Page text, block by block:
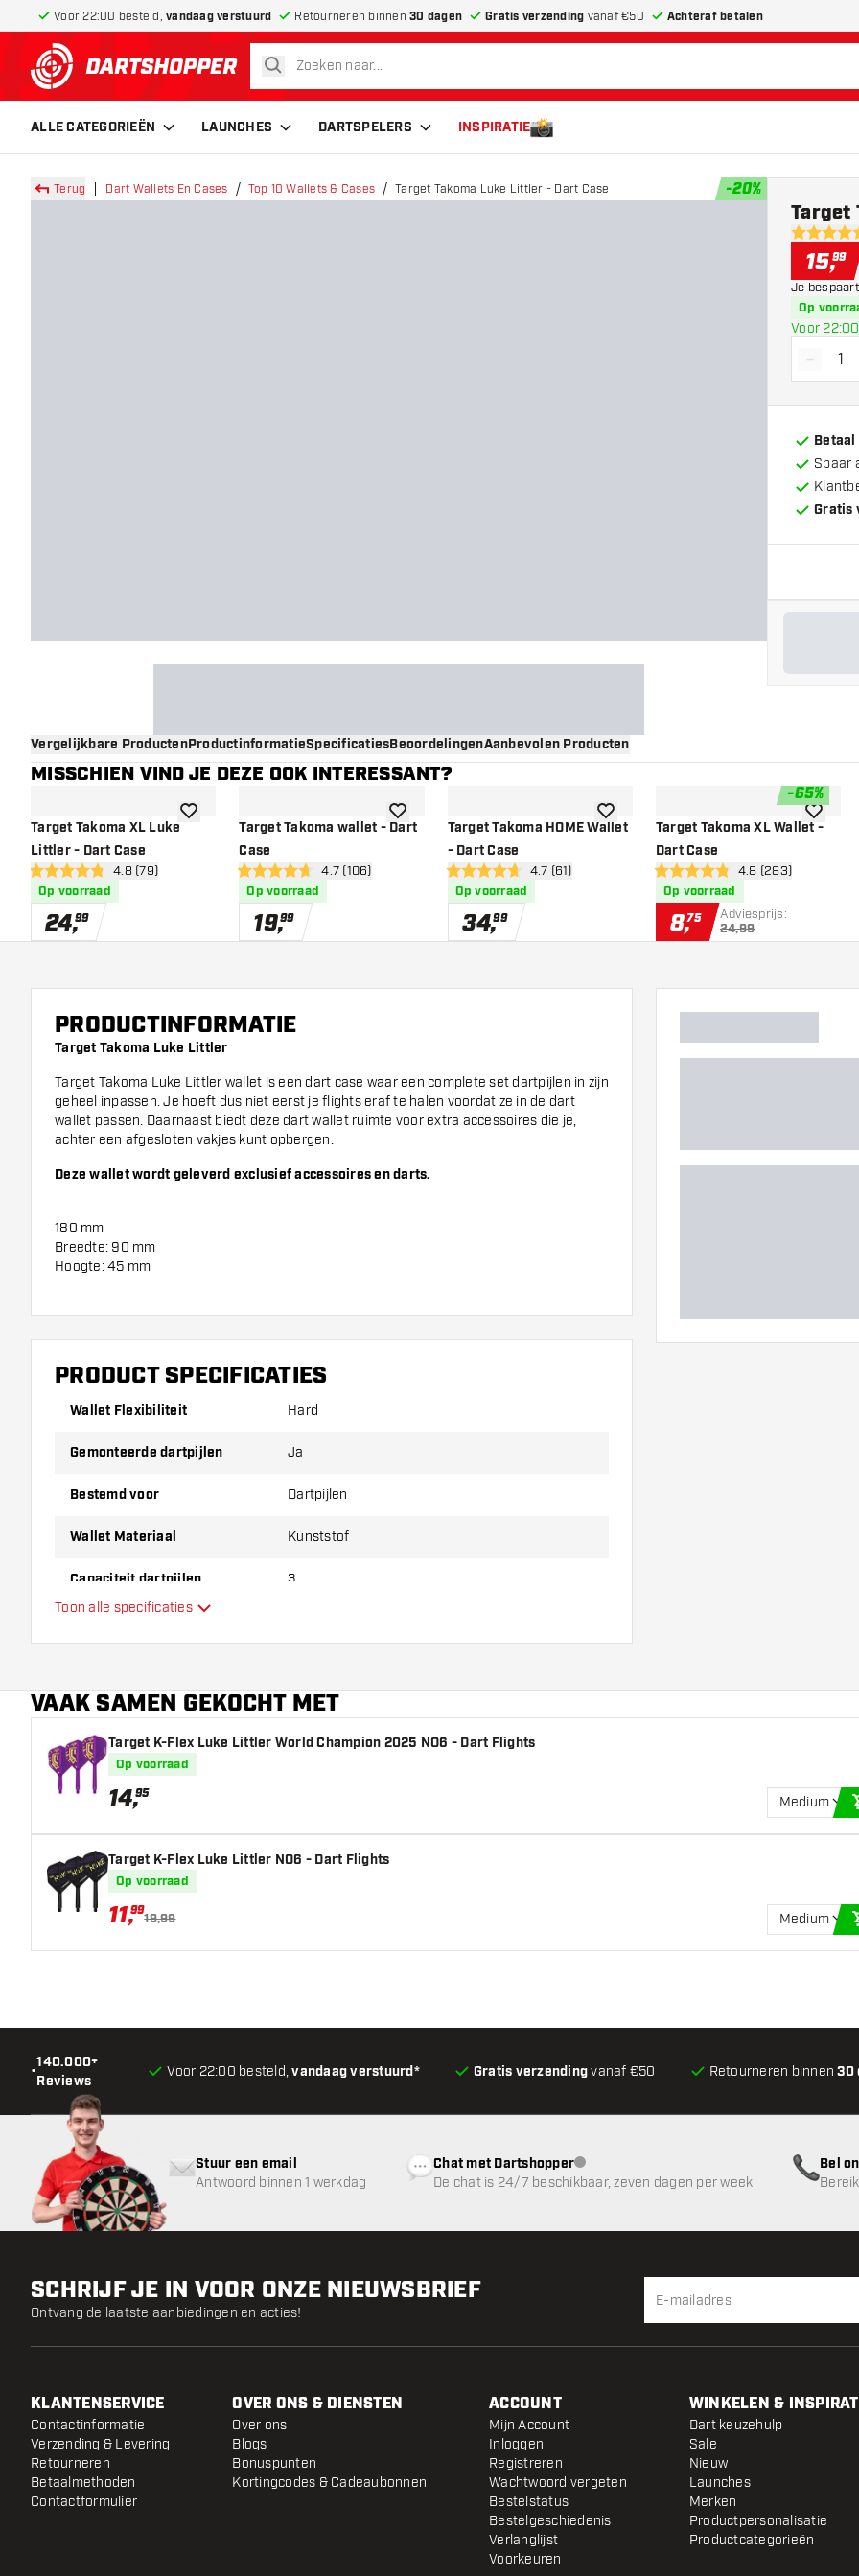
Voor 22:00 besteld, vandaag verstuurd Retourneren binnen 30 dagen Gratis verzending vanaf €50 Achteraf betalen
terug naar home pagina
zoeken
ALLE CATEGORIEËN LAUNCHES DARTSPELERS INSPIRATIE
Terug Dart Wallets En Cases Top 10 Wallets & Cases Target Takoma Luke Littler - Dart Case -20%
5 score
Target
15,99
Je bespaart
Op
Voor
-
Spaar
Gratis
Vergelijkbare ProductenProductinformatieSpecificatiesBeoordelingenAanbevolen Producten
MISSCHIEN VIND JE DEZE OOK INTERESSANT?
Target Takoma XL Luke
Littler - Dart Case
open reviews drawer
4.8 score sterren4.8 (79)
Op voorraad
24,99
toevoegen aan verlanglijst
Target Takoma wallet - Dart
Case
open reviews drawer
4.7 score sterren4.7 (106)
Op voorraad
19,99
toevoegen aan verlanglijst
Target Takoma HOME Wallet
- Dart Case
open reviews drawer
4.7 score sterren4.7 (61)
Op voorraad
34,99
toevoegen aan verlanglijst
-65%
Target Takoma XL Wallet -
Dart Case
open reviews
4.8 score sterren4.8 (283)
Op voorraad
8,75 Adviesprijs:
24,99
PRODUCTINFORMATIE
Target Takoma Luke Littler
Target Takoma Luke Littler wallet is een dart case waar een complete set dartpijlen in zijn
geheel inpassen. Je hoeft dus niet eerst je flights eraf te halen voordat ze in de dart
wallet passen. Daarnaast biedt deze dart wallet ruimte voor extra accessoires die je,
achter een afgesloten vakjes kunt opbergen.
Deze wallet wordt geleverd exclusief accessoires en darts.
180 mm
Breedte: 90 mm
Hoogte: 45 mm
PRODUCT SPECIFICATIES
Wallet Flexibiliteit Hard
Gemonteerde dartpijlen Ja
Bestemd voor Dartpijlen
Wallet Materiaal Kunststof
Capaciteit dartpijlen 3
Toon alle specificaties
VAAK SAMEN GEKOCHT MET
Target K-Flex Luke Littler World Champion 2025 NO6 - Dart Flights
Op voorraad
14,95
Medium
Target K-Flex Luke Littler NO6 - Dart Flights
Op voorraad
11,99
19,99 Medium
•
140.000+
Reviews
Voor 22:00 besteld,vandaag verstuurd* Gratis verzendingvanaf €50 Retourneren binnen30
Stuur een email
Antwoord binnen 1 werkdag
Chat met Dartshopperklantenservice niet beschikbaar
De chat is 24/7 beschikbaar, zeven dagen per week
Bel
SCHRIJF JE IN VOOR ONZE NIEUWSBRIEF
Ontvang de laatste aanbiedingen en acties!
KLANTENSERVICE
Contactinformatie
Verzending & Levering
Retourneren
Betaalmethoden
Contactformulier
OVER ONS & DIENSTEN
Over ons
Blogs
Bonuspunten
Kortingcodes & Cadeaubonnen
ACCOUNT
Mijn Account
Inloggen
Registreren
Wachtwoord vergeten
Bestelstatus
Bestelgeschiedenis
Verlanglijst
Voorkeuren
WINKELEN &
Dart keuzehulp
Sale
Nieuw
Launches
Merken
Productpersonalisatie
Productcategorieën